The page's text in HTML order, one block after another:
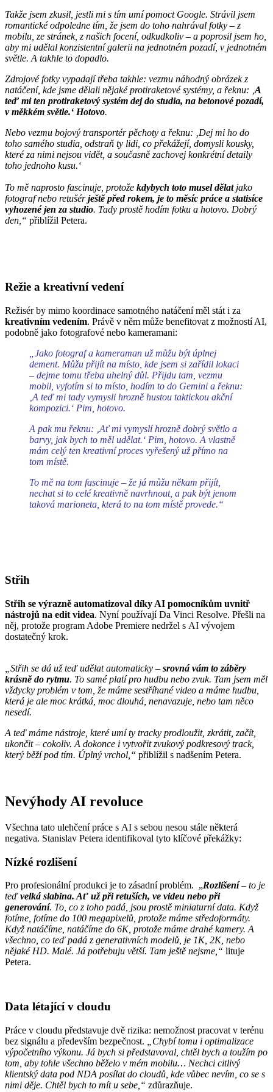
Takže jsem zkusil, jestli mi s tím umí pomoct Google. Strávil jsem
romantické odpoledne tím, že jsem do toho nahrával fotky – z
mobilu, ze stránek, z našich focení, odkudkoliv – a poprosil jsem ho,
aby mi udělal konzistentní galerii na jednotném pozadí, v jednotném
světle. A takhle to dopadlo.
Zdrojové fotky vypadají třeba takhle: vezmu náhodný obrázek z
natáčení, kde jsme dělali nějaké protiraketové systémy, a řeknu: ‚ A
teď mi ten protiraketový systém dej do studia, na betonové pozadí,
v měkkém světle.‘ Hotovo.
Nebo vezmu bojový transportér pěchoty a řeknu: ‚Dej mi ho do
toho samého studia, odstraň ty lidi, co překážejí, domysli kousky,
které za nimi nejsou vidět, a současně zachovej konkrétní detaily
toho jednoho kusu.‘
To mě naprosto fascinuje, protože kdybych toto musel dělat jako
fotograf nebo retušérještě před rokem, je to měsíc práce a statisíce
vyhozené jen za studio. Tady prostě hodím fotku a hotovo. Dobrý
den,“ přiblížil Petera.
Režie a kreativní vedení
Režisér by mimo koordinace samotného natáčení měl stát i za
kreativním vedením. Právě v něm může benefitovat z možností AI,
podobně jako fotografové nebo kameramani:
„Jako fotograf a kameraman už můžu být úplnej
dement. Můžu přijít na místo, kde jsem si zařídil lokaci
– dejme tomu třeba uhelný důl. Přijdu tam, vezmu
mobil, vyfotím si to místo, hodím to do Gemini a řeknu:
‚A teď mi tady vymysli hrozně hustou taktickou akční
kompozici.‘ Pim, hotovo.
A pak mu řeknu: ‚Ať mi vymyslí hrozně dobrý světlo a
barvy, jak bych to měl udělat.‘ Pim, hotovo. A vlastně
mám celý ten kreativní proces vyřešený už přímo na
tom místě.
To mě na tom fascinuje – že já můžu někam přijít,
nechat si to celé kreativně navrhnout, a pak být jenom
taková marioneta, která to na tom místě provede.“
Střih
Střih se výrazně automatizoval díky AI pomocníkům uvnitř
nástrojů na edit videa. Nyní používají Da Vinci Resolve. Přešli na
něj, protože program Adobe Premiere nedržel s AI vývojem
dostatečný krok.
„Střih se dá už teď udělat automaticky – srovná vám to záběry
krásně do rytmu. To samé platí pro hudbu nebo zvuk. Tam jsem měl
vždycky problém v tom, že máme sestříhané video a máme hudbu,
která je ale moc krátká, moc dlouhá, nenavazuje, nebo tam něco
nesedí.
A teď máme nástroje, které umí ty tracky prodloužit, zkrátit, začít,
ukončit – cokoliv. A dokonce i vytvořit zvukový podkresový track,
který běží pod tím. Úplný vrchol,“ přiblížil s nadšením Petera.
Nevýhody AI revoluce
Všechna tato ulehčení práce s AI s sebou nesou stále některá
negativa. Stanislav Petera identifikoval tyto klíčové překážky:
Nízké rozlišení
Pro profesionální produkci je to zásadní problém. „Rozlišení– to je
teďvelká slabina. Ať už při retuších, ve videu nebo při
generování. To, co z toho padá, jsou prostě miniaturní data. Když
fotíme, fotíme do 100 megapixelů, protože máme středoformáty.
Když natáčíme, natáčíme do 6K, protože máme drahé kamery. A
všechno, co teď padá z generativních modelů, je 1K, 2K, nebo
nějaké HD. Malé. Já potřebuju větší. Tam ještě nejsme,“ lituje
Petera.
Data létající v cloudu
Práce v cloudu představuje dvě rizika: nemožnost pracovat v terénu
bez signálu a především bezpečnost.
„Chybí tomu i optimalizace
výpočetního výkonu. Já bych si představoval, chtěl bych a toužím po
tom, aby tohle všechno běželo v mém mobilu… Nechci citlivý
klientský data pod NDA posílat do cloudů, kde vůbec nevím, co se s
nimi děje. Chtěl bych to mít u sebe,“ zdůrazňuje.